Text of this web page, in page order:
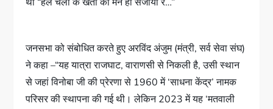
जनसभा को संबोधित करते हुए अरविंद अंजुम (मंत्री, सर्व सेवा संघ)
ने कहा –“यह यात्रा राजघाट, वाराणसी से निकली है, उसी स्थान
से जहां विनोबा जी की प्रेरणा से 1960 में ‘साधना केंद्र’ नामक
परिसर की स्थापना की गई थी। लेकिन 2023 में यह ‘मतवाली